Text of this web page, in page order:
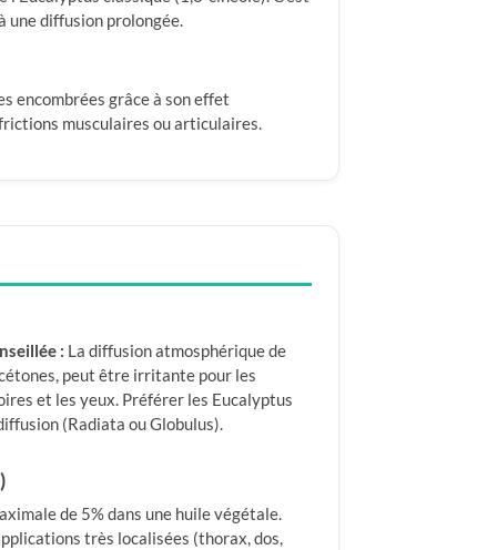
une diffusion prolongée.
encombrées grâce à son effet
musculaires ou articulaires.
: La diffusion atmosphérique de
peut être irritante pour les
et les yeux. Préférer les Eucalyptus
(Radiata ou Globulus).
de 5% dans une huile végétale.
très localisées (thorax, dos,